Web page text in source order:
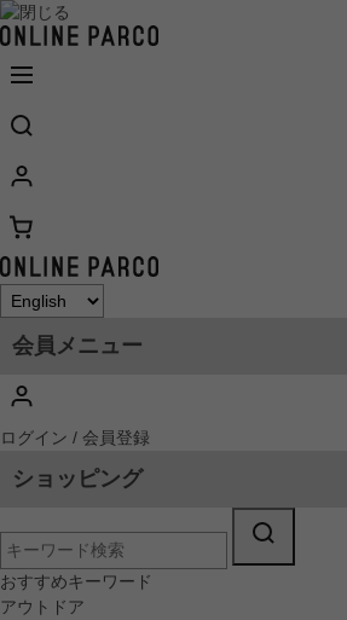
会員メニュー
ログイン / 会員登録
ショッピング
おすすめキーワード
アウトドア